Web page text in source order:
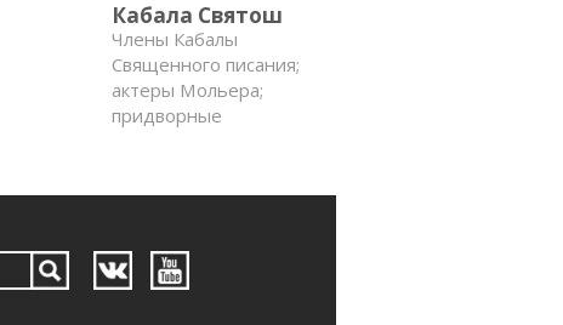
Кабала Святош
Члены Кабалы
Священного писания;
актеры Мольера;
придворные